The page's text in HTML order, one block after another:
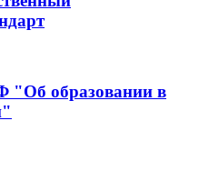
"Об образовании в